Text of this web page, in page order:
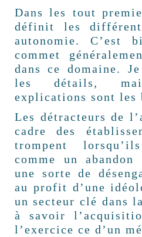
Dans les tout
définit les
autonomie. C’est
commet
dans ce domaine.
les détails,
explications sont les
Les détracteurs de
cadre des
trompent
comme un
une sorte de
au profit d’une
un secteur clé dans
à savoir
l’exercice ce d’un